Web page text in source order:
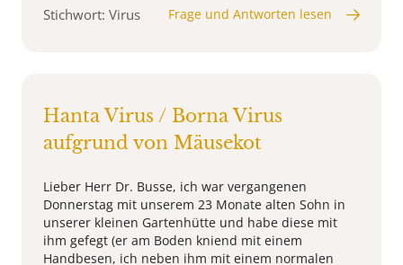
Stichwort: Virus Frage und Antworten lesen
Hanta Virus / Borna Virus
aufgrund von Mäusekot
Lieber Herr Dr. Busse, ich war vergangenen
Donnerstag mit unserem 23 Monate alten Sohn in
unserer kleinen Gartenhütte und habe diese mit
ihm gefegt (er am Boden kniend mit einem
Handbesen, ich neben ihm mit einem normalen